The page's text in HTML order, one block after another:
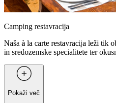
Camping restavracija
Naša à la carte restavracija leži tik
in sredozemske specialitete ter
Pokaži več